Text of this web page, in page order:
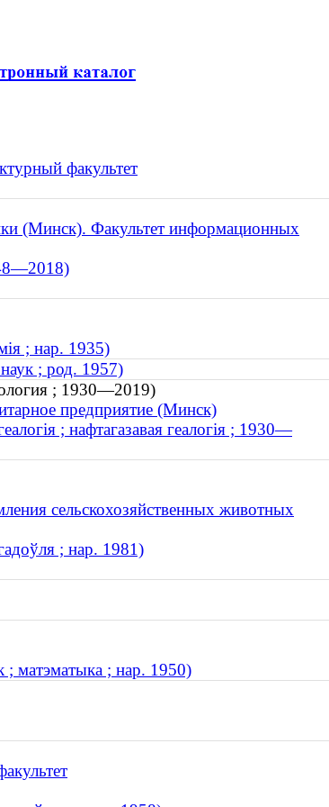
факультет
(Минск). Факультет информационных
; нар. 1935)
; род. 1957)
; 1930—2019)
предприятие (Минск)
; нафтагазавая геалогія ; 1930—
сельскохозяйственных животных
; нар. 1981)
; матэматыка ; нар. 1950)